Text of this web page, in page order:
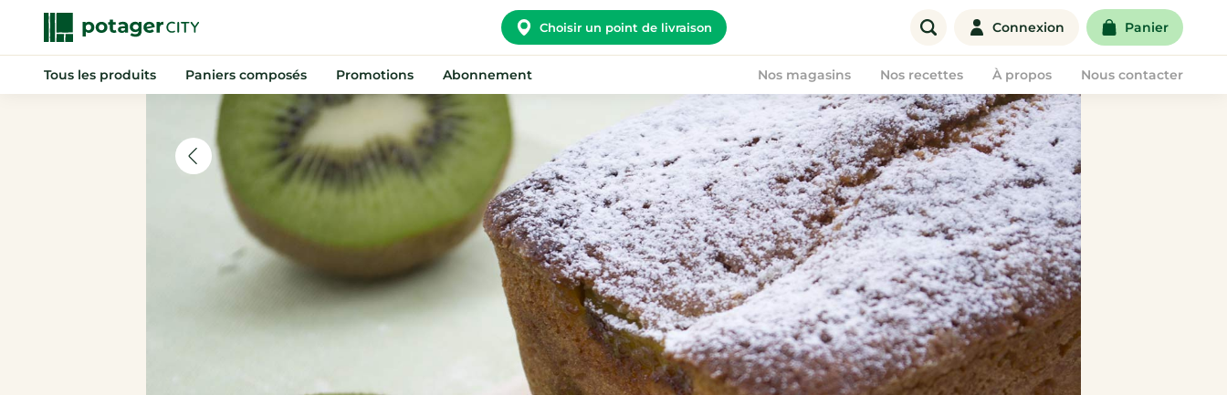
Choisir un point de livraison Connexion Panier
Tous les produits Paniers composés Promotions Abonnement Nos magasins Nos recettes À propos
Potager City
Nos convictions
Notre histoire
Nos points relais
FAQ
Nous rejoindre
Devenir point relais
On recrute !
Offre entreprise
Corbeilles de fruits
Paniers de fruits & légumes
Nous contacter